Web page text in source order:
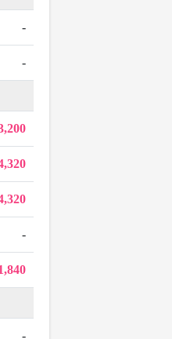
-
-
-
-